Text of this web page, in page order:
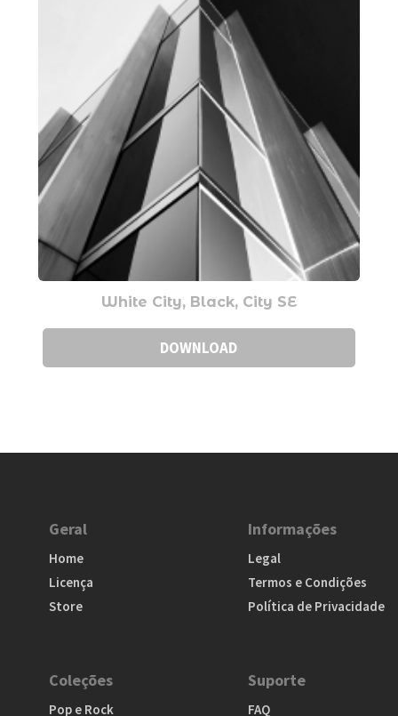
White City, Black, City SE
DOWNLOAD
Geral
Home
Licença
Store
Informações
Legal
Termos e Condições
Política de Privacidade
Coleções
Pop e Rock
Suporte
FAQ